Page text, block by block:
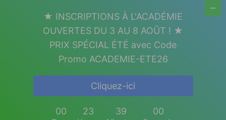
★ INSCRIPTIONS À L'ACADÉMIE
OUVERTES DU 3 AU 8 AOÛT ! ★
PRIX SPÉCIAL ÉTÉ avec Code
Promo ACADEMIE-ETE26
Cliquez-ici
00 23 38 59